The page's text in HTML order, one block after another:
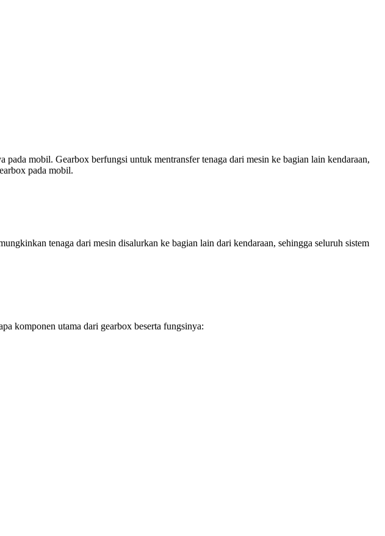
pada mobil. Gearbox berfungsi untuk mentransfer tenaga dari mesin ke bagian lain kendaraan,
pada mobil.
tenaga dari mesin disalurkan ke bagian lain dari kendaraan, sehingga seluruh sistem
komponen utama dari gearbox beserta fungsinya: